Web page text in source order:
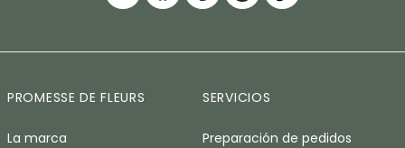
PROMESSE DE FLEURS
La marca
SERVICIOS
Preparación de pedidos